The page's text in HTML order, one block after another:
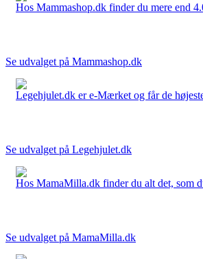
Hos Mammashop.dk finder du mere end
Se udvalget på Mammashop.dk
Legehjulet.dk er e-Mærket og får de
Se udvalget på Legehjulet.dk
Hos MamaMilla.dk finder du alt det, som
Se udvalget på MamaMilla.dk